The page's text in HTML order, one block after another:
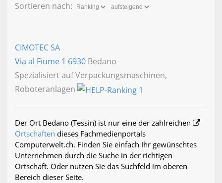
Sortieren nach:
CIMOTEC SA
Via al Fiume 1 6930 Bedano
Spezialisiert auf Verpackungsmaschinen,
Roboteranlagen
Der Ort Bedano (Tessin) ist nur eine der zahlreichen
Ortschaften dieses Fachmedienportals
Computerwelt.ch. Finden Sie einfach Ihr gewünschtes
Unternehmen durch die Suche in der richtigen
Ortschaft. Oder nutzen Sie das Suchfeld im oberen
Bereich dieser Seite.